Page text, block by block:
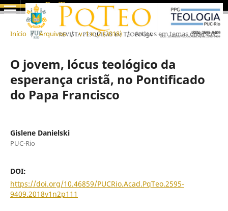
Início / Arquivos / v. 1 n. 2 (2018) / Artigos em temas diversos
O jovem, lócus teológico da
esperança cristã, no Pontificado
do Papa Francisco
Gislene Danielski
PUC-Rio
DOI:
https://doi.org/10.46859/PUCRio.Acad.PqTeo.2595-
9409.2018v1n2p111